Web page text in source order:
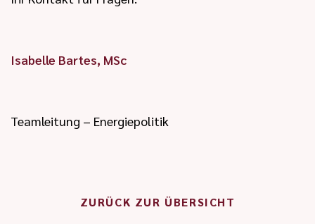
Isabelle Bartes, MSc
Teamleitung – Energiepolitik
ZURÜCK ZUR ÜBERSICHT